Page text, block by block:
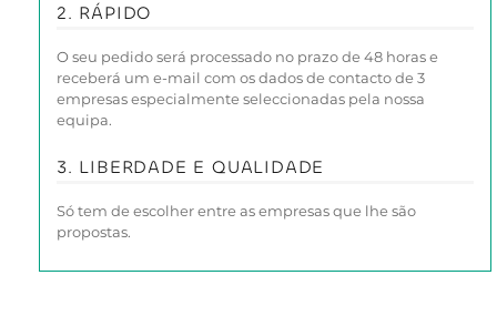
2. RÁPIDO
O seu pedido será processado no prazo de 48 horas e
receberá um e-mail com os dados de contacto de 3
empresas especialmente seleccionadas pela nossa
equipa.
3. LIBERDADE E QUALIDADE
Só tem de escolher entre as empresas que lhe são
propostas.